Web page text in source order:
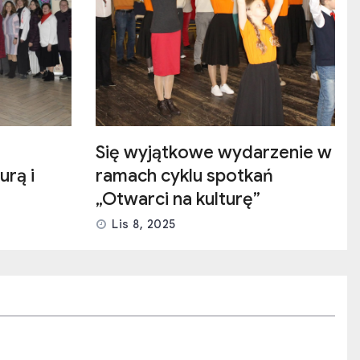
i
Się wyjątkowe wydarzenie w
ramach cyklu spotkań
„Otwarci na kulturę”
Lis 8, 2025